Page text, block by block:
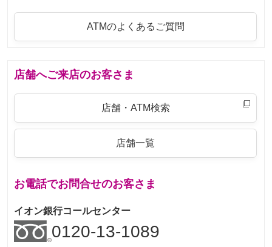
ATMのよくあるご質問
店舗へご来店のお客さま
店舗・ATM検索
店舗一覧
お電話でお問合せのお客さま
イオン銀行コールセンター
0120-13-1089